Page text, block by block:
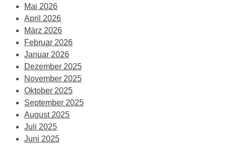
Mai 2026
April 2026
März 2026
Februar 2026
Januar 2026
Dezember 2025
November 2025
Oktober 2025
September 2025
August 2025
Juli 2025
Juni 2025